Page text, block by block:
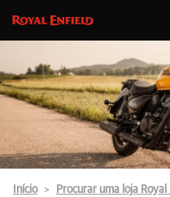
Início Procurar uma loja Royal